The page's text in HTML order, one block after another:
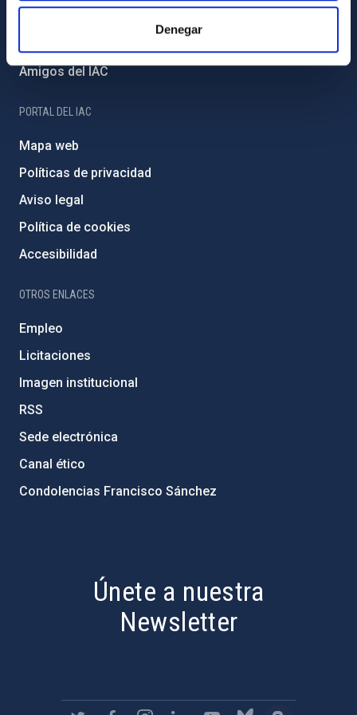
Denegar
Amigos del IAC
PORTAL DEL IAC
Mapa web
Políticas de privacidad
Aviso legal
Política de cookies
Accesibilidad
OTROS ENLACES
Empleo
Licitaciones
Imagen institucional
RSS
Sede electrónica
Canal ético
Condolencias Francisco Sánchez
Únete a nuestra
Newsletter